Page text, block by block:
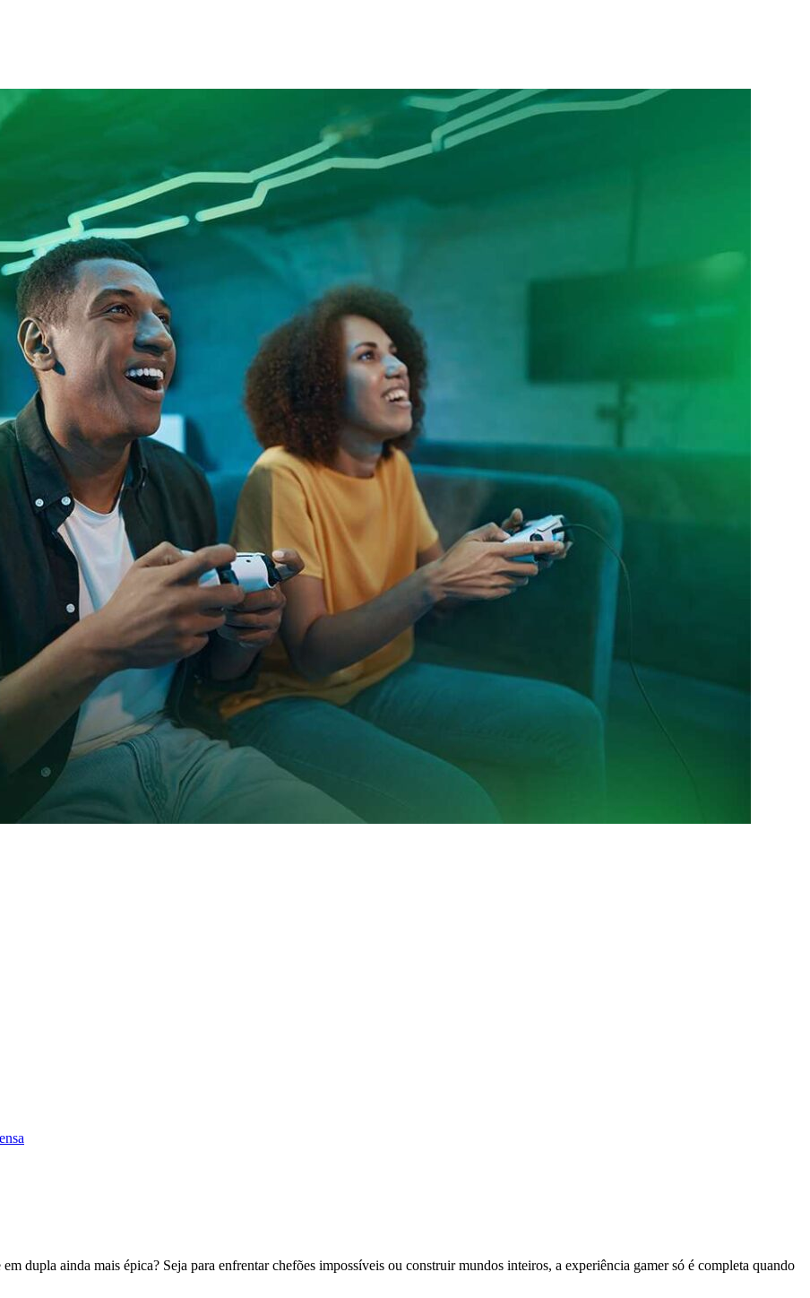
dupla ainda mais épica? Seja para enfrentar chefões impossíveis ou construir mundos inteiros, a experiência gamer só é completa quando